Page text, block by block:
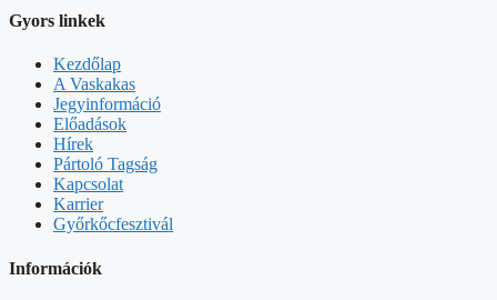
Gyors linkek
Kezdőlap
A Vaskakas
Jegyinformáció
Előadások
Hírek
Pártoló Tagság
Kapcsolat
Karrier
Győrkőcfesztivál
Információk